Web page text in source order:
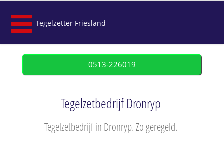
Tegelzetter Friesland
0513-226019
Tegelzetbedrijf Dronryp
Tegelzetbedrijf in Dronryp. Zo geregeld.